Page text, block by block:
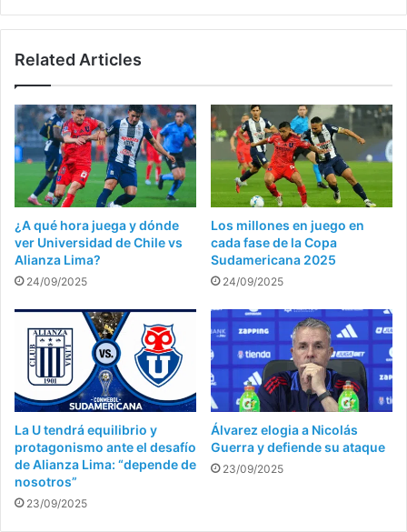
Related Articles
¿A qué hora juega y dónde
ver Universidad de Chile vs
Alianza Lima?
24/09/2025
Los millones en juego en
cada fase de la Copa
Sudamericana 2025
24/09/2025
La U tendrá equilibrio y
protagonismo ante el desafío
de Alianza Lima: “depende de
nosotros”
23/09/2025
Álvarez elogia a Nicolás
Guerra y defiende su ataque
23/09/2025